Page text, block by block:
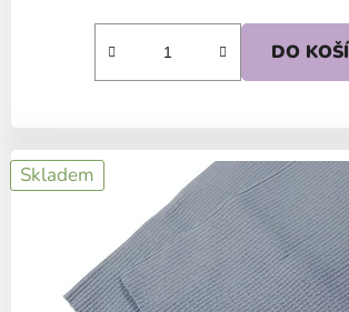
DO
Skladem